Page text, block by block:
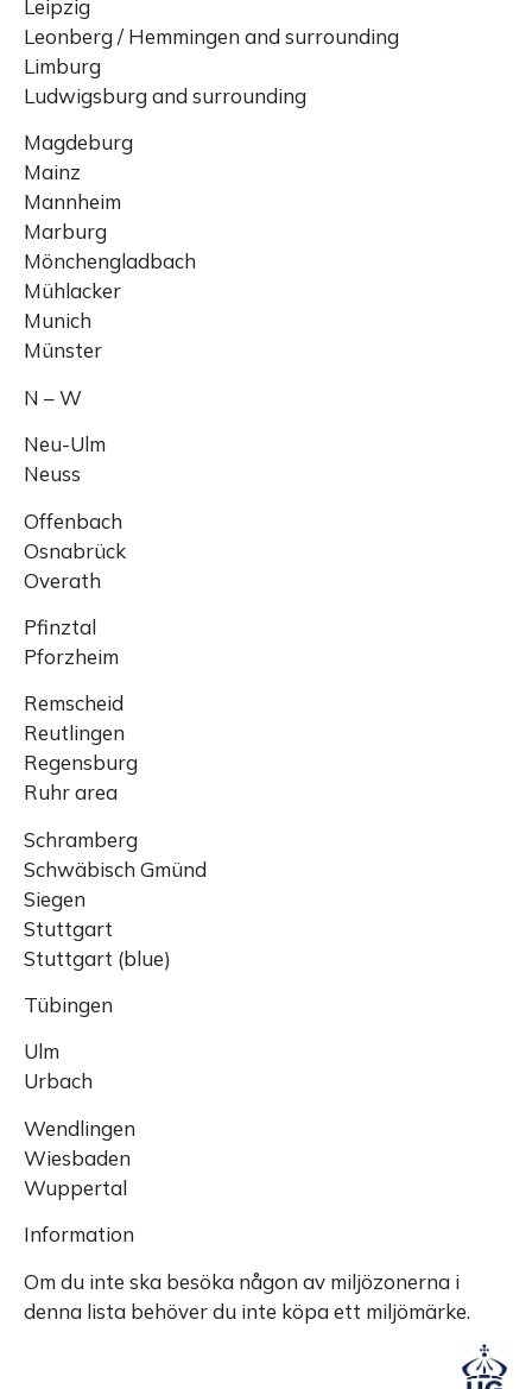
Leipzig
Leonberg / Hemmingen and surrounding
Limburg
Ludwigsburg and surrounding
Magdeburg
Mainz
Mannheim
Marburg
Mönchengladbach
Mühlacker
Munich
Münster
N – W
Neu-Ulm
Neuss
Offenbach
Osnabrück
Overath
Pfinztal
Pforzheim
Remscheid
Reutlingen
Regensburg
Ruhr area
Schramberg
Schwäbisch Gmünd
Siegen
Stuttgart
Stuttgart (blue)
Tübingen
Ulm
Urbach
Wendlingen
Wiesbaden
Wuppertal
Information
Om du inte ska besöka någon av miljözonerna i
denna lista behöver du inte köpa ett miljömärke.